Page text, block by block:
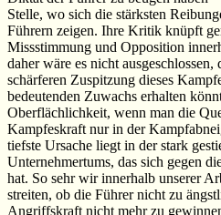
Stelle, wo sich die stärksten
Führern zeigen. Ihre Kritik knüpft
Missstimmung und Opposition
daher wäre es nicht ausgeschlossen,
schärferen Zuspitzung dieses
bedeutenden Zuwachs erhalten
Oberflächlichkeit, wenn man die
Kampfeskraft nur in der
tiefste Ursache liegt in der stark
Unternehmertums, das sich gegen
hat. So sehr wir innerhalb unserer
streiten, ob die Führer nicht zu
Angriffskraft nicht mehr zu